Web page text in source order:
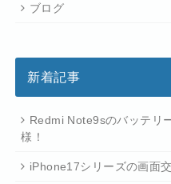
ブログ
新着記事
Redmi Note9sのバッテリ
様！
iPhone17シリーズの画面